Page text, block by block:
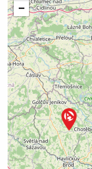
TEXTILNÍ PRÁCE
TRUHLÁŘSTVÍ
UMĚLECKÉ ŠKOLY
VÁNOČNÍ OZDOBY
ZVUKOVÉ UMĚNÍ
ŘEZBÁŘSTVÍ
ŠPERK
−